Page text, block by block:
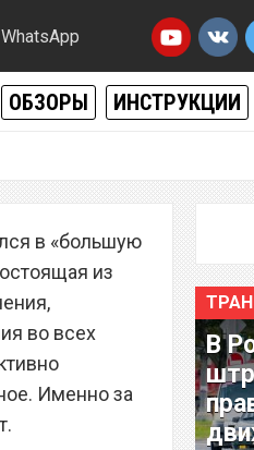
WhatsApp
ОБЗОРЫ ИНСТРУКЦИИ
от
в
в «большую
из
во всех
Именно за
В